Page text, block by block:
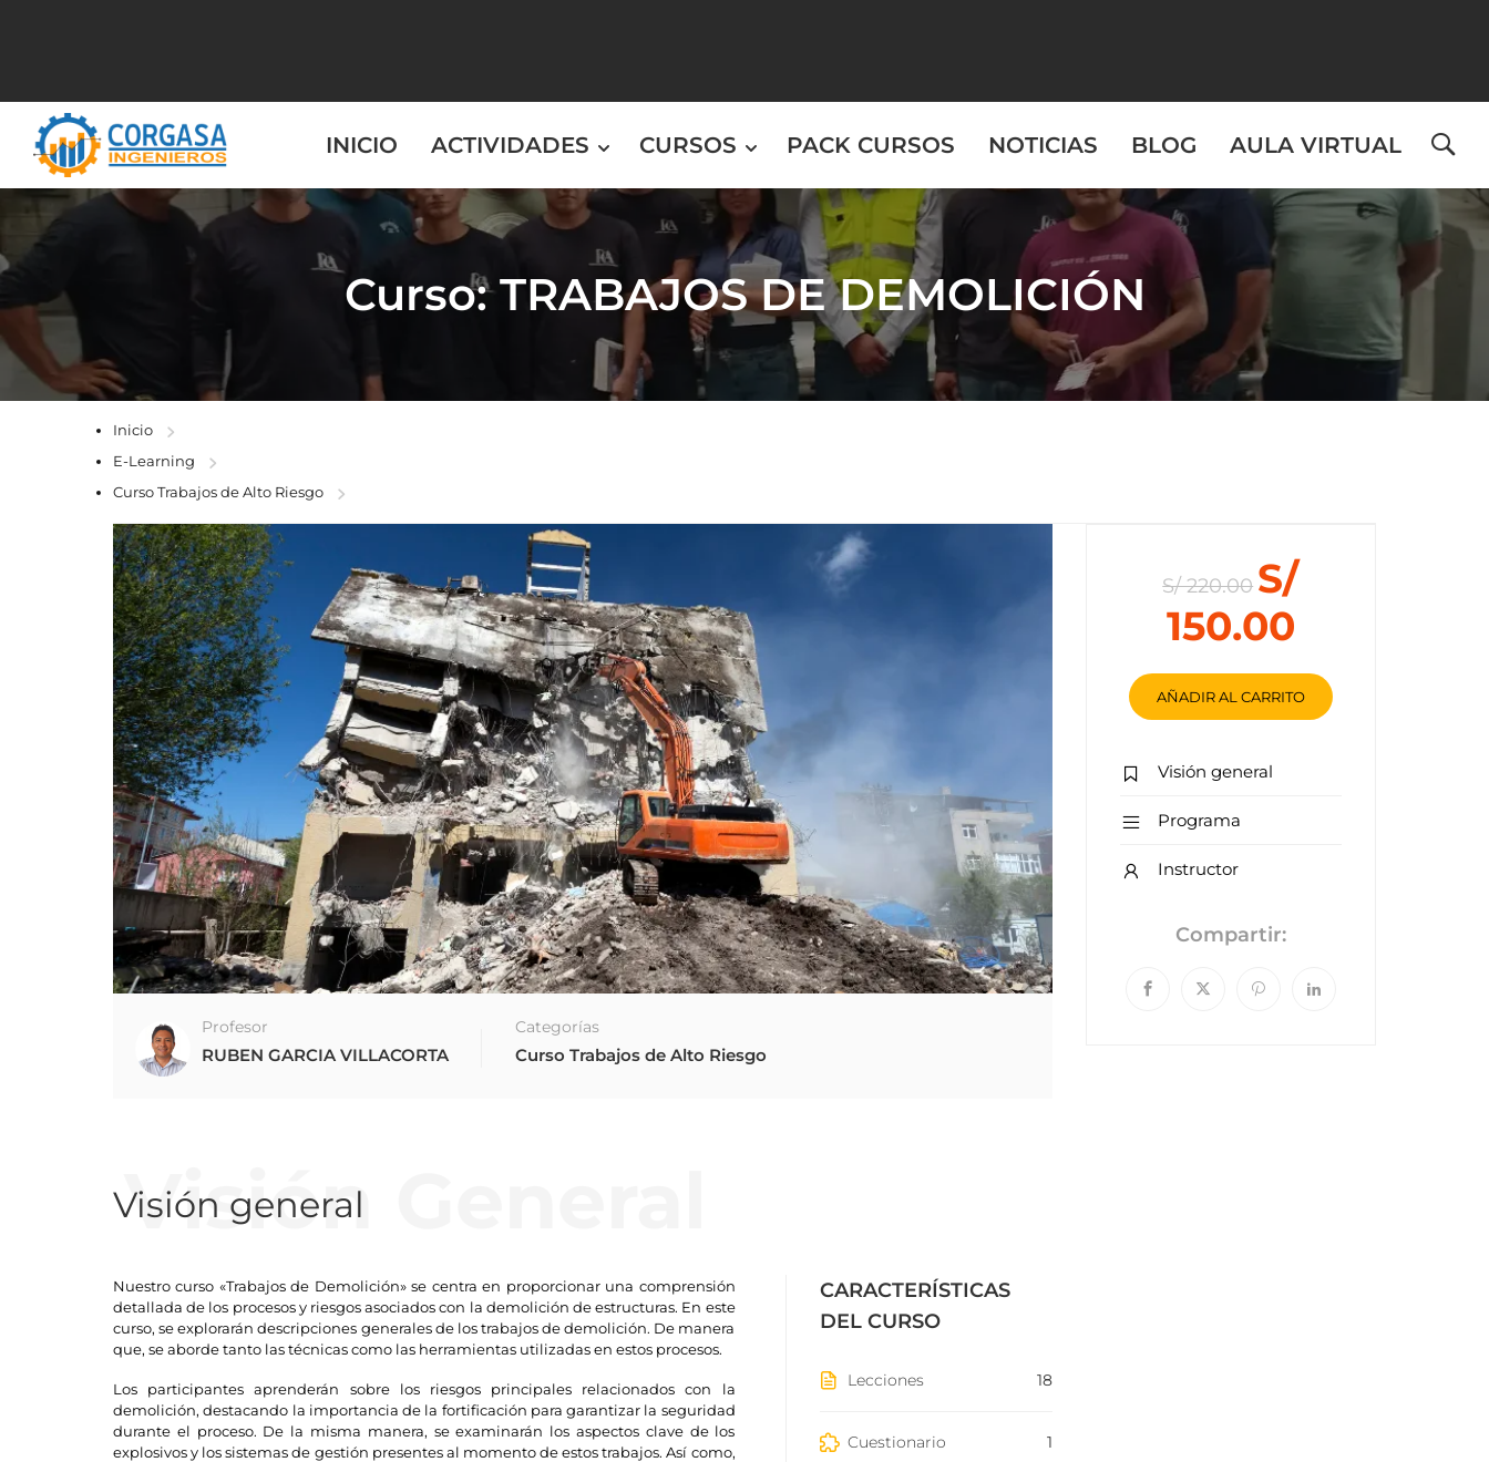
INICIO ACTIVIDADES CURSOS PACK CURSOS NOTICIAS BLOG AULA VIRTUAL
Curso: TRABAJOS DE DEMOLICIÓN
Inicio
E-Learning
Curso Trabajos de Alto Riesgo
Profesor
RUBEN GARCIA VILLACORTA
Categorías
Curso Trabajos de Alto Riesgo
Visión general
Visión General
Nuestro curso «Trabajos de Demolición» se centra en proporcionar una comprensión
detallada de los procesos y riesgos asociados con la demolición de estructuras. En este
curso, se explorarán descripciones generales de los trabajos de demolición. De manera
que, se aborde tanto las técnicas como las herramientas utilizadas en estos procesos.
Los participantes aprenderán sobre los riesgos principales relacionados con la
demolición, destacando la importancia de la fortificación para garantizar la seguridad
durante el proceso. De la misma manera, se examinarán los aspectos clave de los
explosivos y los sistemas de gestión presentes al momento de estos trabajos. Así como,
CARACTERÍSTICAS
DEL CURSO
Lecciones 18
Cuestionario 1
S/ 220.00 S/
150.00
AÑADIR AL CARRITO
Visión general
Programa
Instructor
Compartir: